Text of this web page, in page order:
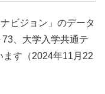
ビジョン」のデータ
、大学入学共通テ
す（2024年11月22